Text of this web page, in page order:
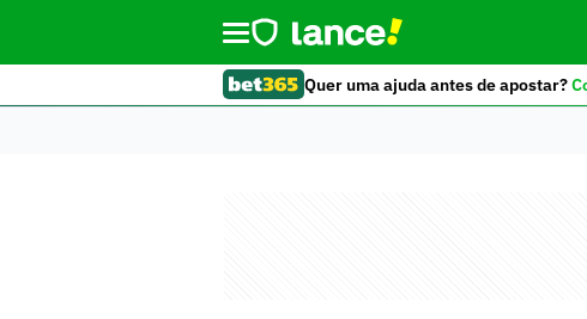
Quer uma ajuda antes de apostar?